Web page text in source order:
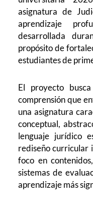
asignatura de
aprendizaje
desarrollada
propósito de
estudiantes de
El proyecto
comprensión que
una asignatura
conceptual,
lenguaje jurídico
rediseño curricular
foco en
sistemas de
aprendizaje más